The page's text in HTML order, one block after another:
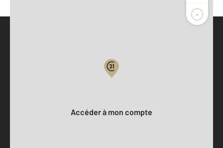
-
Accéder à mon compte